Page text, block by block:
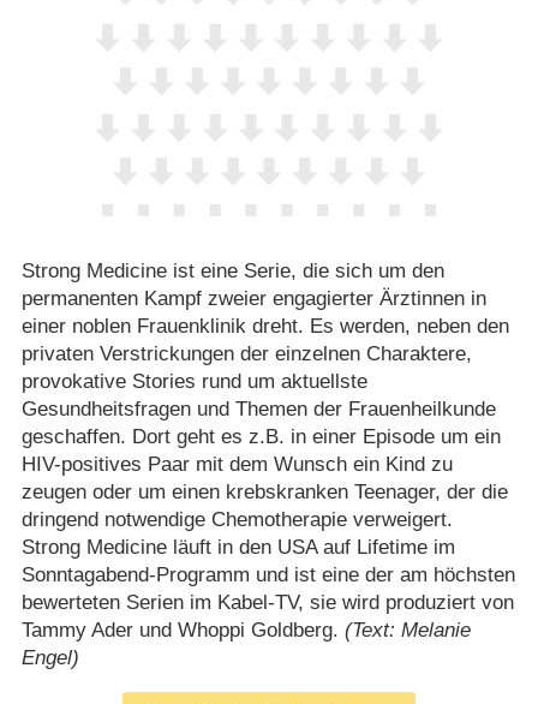
Strong Medicine ist eine Serie, die sich um den
permanenten Kampf zweier engagierter Ärztinnen in
einer noblen Frauenklinik dreht. Es werden, neben den
privaten Verstrickungen der einzelnen Charaktere,
provokative Stories rund um aktuellste
Gesundheitsfragen und Themen der Frauenheilkunde
geschaffen. Dort geht es z.B. in einer Episode um ein
HIV-positives Paar mit dem Wunsch ein Kind zu
zeugen oder um einen krebskranken Teenager, der die
dringend notwendige Chemotherapie verweigert.
Strong Medicine läuft in den USA auf Lifetime im
Sonntagabend-Programm und ist eine der am höchsten
bewerteten Serien im Kabel-TV, sie wird produziert von
Tammy Ader und Whoppi Goldberg. (Text: Melanie
Engel)